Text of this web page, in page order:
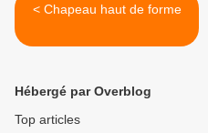
< Chapeau haut de forme
Hébergé par Overblog
Top articles